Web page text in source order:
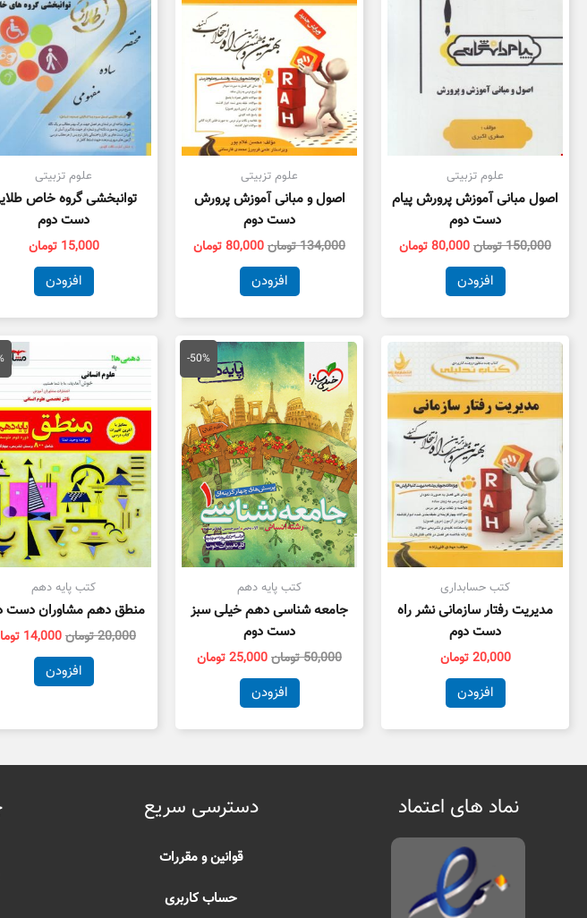
علوم تزبیتی
اصول مبانی آموزش پرورش پیام
دست دوم
150,000تومان80,000تومان
افزودن
علوم تزبیتی
اصول و مبانی آموزش پرورش
دست دوم
134,000تومان80,000تومان
افزودن
علوم تزبیتی
توانبخشی گروه خاص
دست دوم
15,000 تومان
افزودن
کتب حسابداری
مدیریت رفتار سازمانی نشر راه
دست دوم
20,000 تومان
افزودن
-50%
کتب پایه دهم
جامعه شناسی دهم خیلی سبز
دست دوم
50,000تومان
قیمت
اصلی
50,000 تومان
بود.
25,000تومان
قیمت
فعلی
افزودن
کتب پایه دهم
منطق دهم مشاوران دست
20,000تومان
اصلی
20,000
بود.
14,000
افزودن
نماد های اعتماد دسترسی سریع
قوانین و مقررات
حساب کاربری